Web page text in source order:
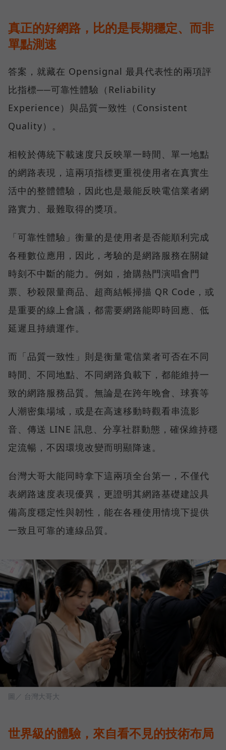
真正的好網路，比的是長期穩定、而非
單點測速
答案，就藏在 Opensignal 最具代表性的兩項評
比指標──可靠性體驗（Reliability
Experience）與品質一致性（Consistent
Quality）。
相較於傳統下載速度只反映單一時間、單一地點
的網路表現，這兩項指標更重視使用者在真實生
活中的整體體驗，因此也是最能反映電信業者網
路實力、最難取得的獎項。
「可靠性體驗」衡量的是使用者是否能順利完成
各種數位應用，因此，考驗的是網路服務在關鍵
時刻不中斷的能力。例如，搶購熱門演唱會門
票、秒殺限量商品、超商結帳掃描 QR Code，或
是重要的線上會議，都需要網路能即時回應、低
延遲且持續運作。
而「品質一致性」則是衡量電信業者可否在不同
時間、不同地點、不同網路負載下，都能維持一
致的網路服務品質。無論是在跨年晚會、球賽等
人潮密集場域，或是在高速移動時觀看串流影
音、傳送 LINE 訊息、分享社群動態，確保維持穩
定流暢，不因環境改變而明顯降速。
台灣大哥大能同時拿下這兩項全台第一，不僅代
表網路速度表現優異，更證明其網路基礎建設具
備高度穩定性與韌性，能在各種使用情境下提供
一致且可靠的連線品質。
圖／ 台灣大哥大
世界級的體驗，來自看不見的技術布局